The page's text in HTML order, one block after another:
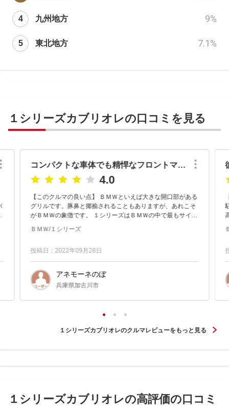
九州地方 9%
東北地方 7.1%
１シリーズカブリオレの口コミを見る
コンパクトな車体でも精悍なフロントマスクのＢＭＷ
4.0
【このクルマの良い点】 ＢＭＷといえば大きな開口部がある
グリルです。豚鼻と揶揄されることもありますが、あれこそ
がＢＭＷの象徴です。 １シリーズはＢＭＷの中で最もサイズ
とＢＭＷです。 ...
ＢＭＷ/１シリーズ
投稿日：2022年09月28日
アネモーネのぼ
兵庫県加古川市
駐
１シリーズカブリオレのクルマレビューをもっと見る
１シリーズカブリオレの高評価の口コミ